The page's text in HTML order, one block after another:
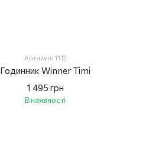
Артикул: 1112
Годинник Winner Timi
1 495 грн
В наявності